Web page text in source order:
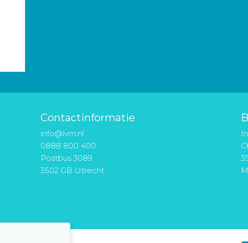
Contactinformatie
info@ivm.nl
0888 800 400
Postbus 3089
3502 GB Utrecht